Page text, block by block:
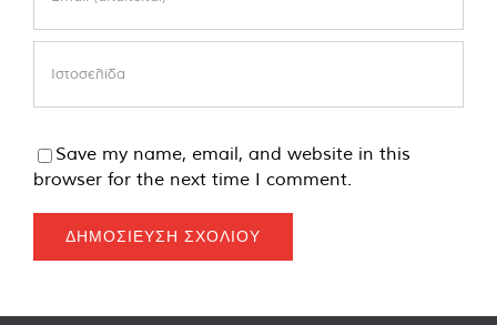
Save my name, email, and website in this
browser for the next time I comment.